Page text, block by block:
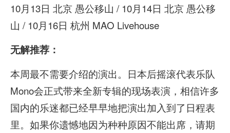
10月13日 北京 愚公移山 / 10月14日 北京 愚公移
山 / 10月16日 杭州 MAO Livehouse
无解推荐：
本周最不需要介绍的演出。日本后摇滚代表乐队
Mono会正式带来全新专辑的现场表演，相信许多
国内的乐迷都已经早早地把演出加入到了日程表
里。如果你遗憾地因为种种原因不能出席，请期